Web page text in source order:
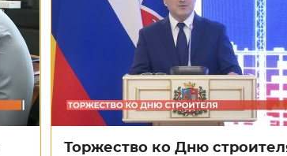
Торжество ко Дню